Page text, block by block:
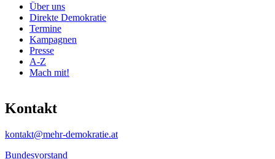
Über uns
Direkte Demokratie
Termine
Kampagnen
Presse
A-Z
Mach mit!
Kontakt
kontakt@mehr-demokratie.at
Bundesvorstand